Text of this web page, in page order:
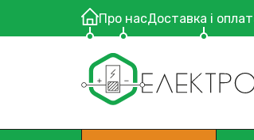
Про насДоставка і